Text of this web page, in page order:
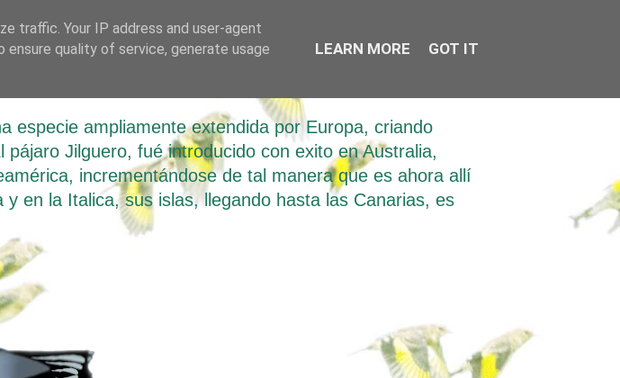
especie ampliamente extendida por Europa, criando
Jilguero, fué introducido con exito en Australia,
incrementándose de tal manera que es ahora allí
en la Italica, sus islas, llegando hasta las Canarias, es
traffic. Your IP address and user-agent
quality of service, generate usage
LEARN MORE GOT IT